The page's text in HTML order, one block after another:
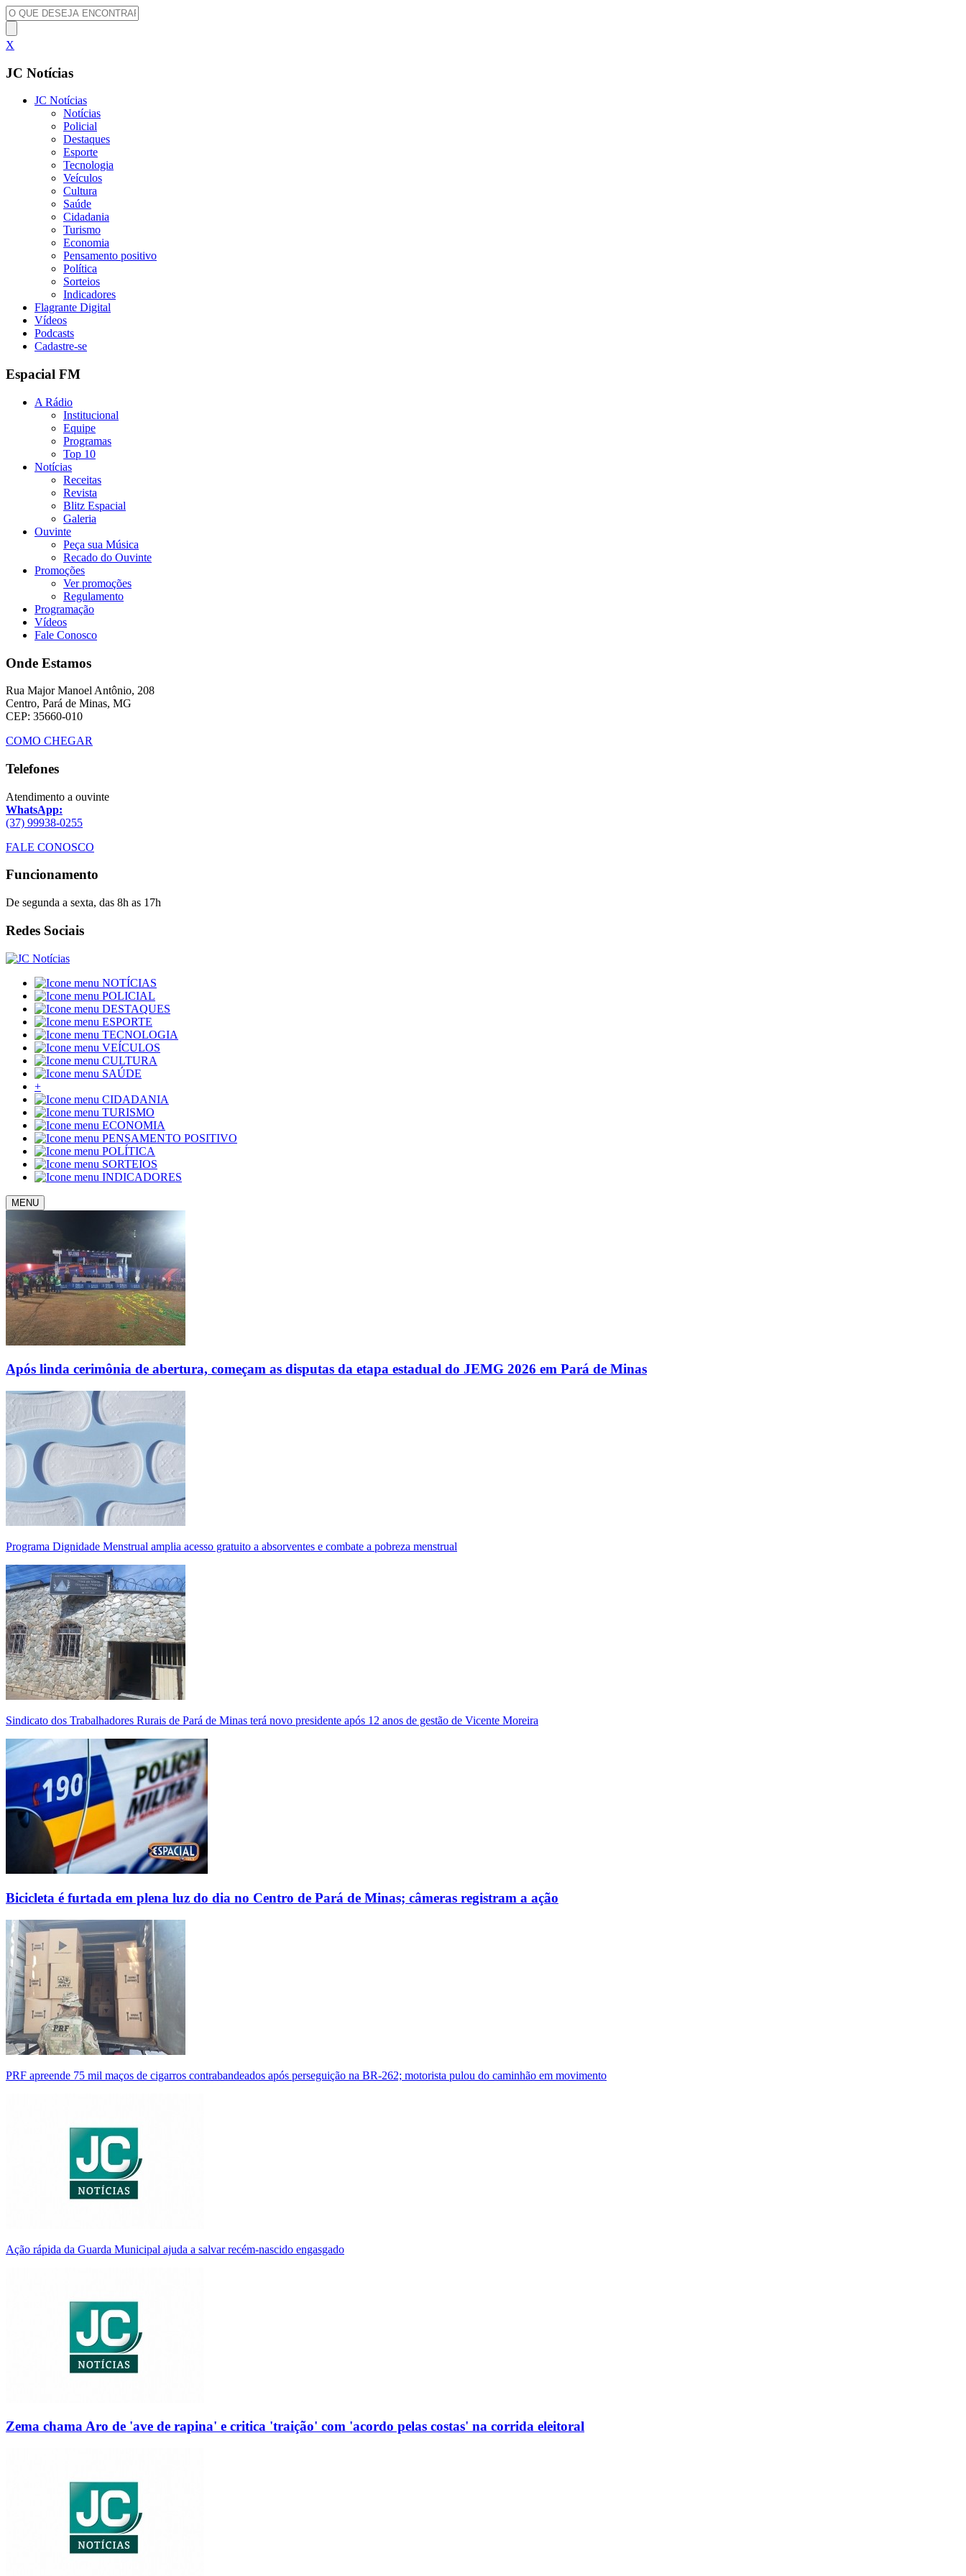
X
JC Notícias
JC Notícias
Notícias
Policial
Destaques
Esporte
Tecnologia
Veículos
Cultura
Saúde
Cidadania
Turismo
Economia
Pensamento positivo
Política
Sorteios
Indicadores
Flagrante Digital
Vídeos
Podcasts
Cadastre-se
Espacial FM
A Rádio
Institucional
Equipe
Programas
Top 10
Notícias
Receitas
Revista
Blitz Espacial
Galeria
Ouvinte
Peça sua Música
Recado do Ouvinte
Promoções
Ver promoções
Regulamento
Programação
Vídeos
Fale Conosco
Onde Estamos
Rua Major Manoel Antônio, 208
Centro, Pará de Minas, MG
CEP: 35660-010
COMO CHEGAR
Telefones
Atendimento a ouvinte
WhatsApp:
(37) 99938-0255
FALE CONOSCO
Funcionamento
De segunda a sexta, das 8h as 17h
Redes Sociais
NOTÍCIAS
POLICIAL
DESTAQUES
ESPORTE
TECNOLOGIA
VEÍCULOS
CULTURA
SAÚDE
+
CIDADANIA
TURISMO
ECONOMIA
PENSAMENTO POSITIVO
POLÍTICA
SORTEIOS
INDICADORES
MENU
Após linda cerimônia de abertura, começam as disputas da etapa estadual do JEMG 2026 em Pará de Minas
Programa Dignidade Menstrual amplia acesso gratuito a absorventes e combate a pobreza menstrual
Sindicato dos Trabalhadores Rurais de Pará de Minas terá novo presidente após 12 anos de gestão de Vicente Moreira
Bicicleta é furtada em plena luz do dia no Centro de Pará de Minas; câmeras registram a ação
PRF apreende 75 mil maços de cigarros contrabandeados após perseguição na BR-262; motorista pulou do caminhão em movimento
Ação rápida da Guarda Municipal ajuda a salvar recém-nascido engasgado
Zema chama Aro de 'ave de rapina' e critica 'traição' com 'acordo pelas costas' na corrida eleitoral